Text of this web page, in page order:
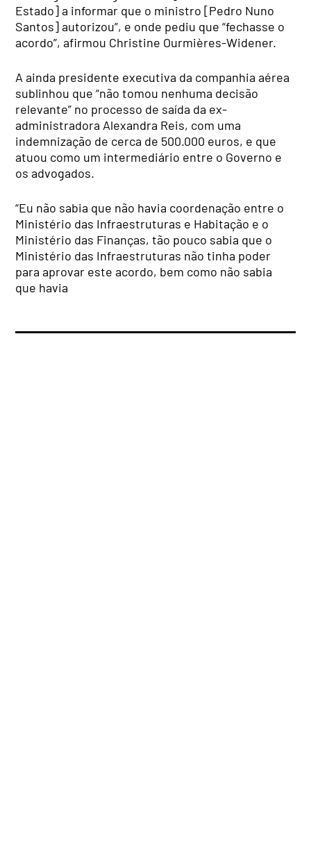
Estado] a informar que o ministro [Pedro Nuno
Santos] autorizou”, e onde pediu que “fechasse o
acordo”, afirmou Christine Ourmières-Widener.
A ainda presidente executiva da companhia aérea
sublinhou que “não tomou nenhuma decisão
relevante” no processo de saída da ex-
administradora Alexandra Reis, com uma
indemnização de cerca de 500.000 euros, e que
atuou como um intermediário entre o Governo e
os advogados.
“Eu não sabia que não havia coordenação entre o
Ministério das Infraestruturas e Habitação e o
Ministério das Finanças, tão pouco sabia que o
Ministério das Infraestruturas não tinha poder
para aprovar este acordo, bem como não sabia
que havia